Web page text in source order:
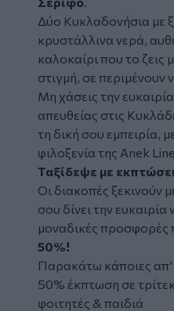
Δύο Κυκλαδονήσια με
κρυστάλλινα νερά,
καλοκαίρι που το ζεις
στιγμή, σε περιμένουν
Μη χάσεις την
απευθείας στις
τη δική σου εμπειρία,
φιλοξενία της Anek
Ταξίδεψε με
Οι διακοπές ξεκινούν
σου δίνει την ευκαιρία
μοναδικές προσφορές
50%!
Παρακάτω κάποιες
50% έκπτωση σε
φοιτητές & παιδιά